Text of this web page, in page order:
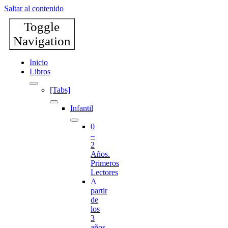
Saltar al contenido
Toggle
Navigation
Inicio
Libros
[Tabs]
Infantil
0
–
2
Años.
Primeros
Lectores
A
partir
de
los
3